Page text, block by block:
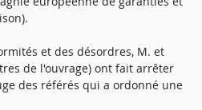
et des désordres, M. et
de l'ouvrage) ont fait arrêter
des référés qui a ordonné une